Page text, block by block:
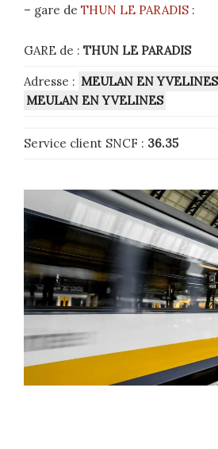
– gare de THUN LE PARADIS :
GARE de : THUN LE PARADIS
Adresse : MEULAN EN YVELINES
MEULAN EN YVELINES
Service client SNCF : 36.35